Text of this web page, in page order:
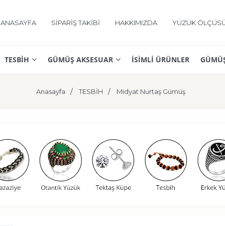
ANASAYFA SİPARİŞ TAKİBİ HAKKIMIZDA YÜZÜK
TESBİH GÜMÜŞ AKSESUAR İSİMLİ ÜRÜNLER
Anasayfa TESBİH Midyat Nurtaş Gümüş